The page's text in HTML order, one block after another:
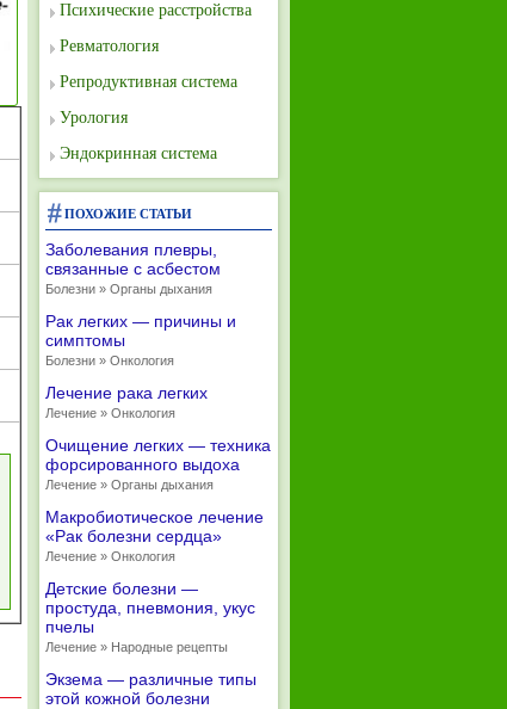
Психические расстройства
Ревматология
Репродуктивная система
Урология
Эндокринная система
ПОХОЖИЕ СТАТЬИ
Заболевания плевры,
связанные с асбестом
Болезни » Органы дыхания
Рак легких — причины и
симптомы
Болезни » Онкология
Лечение рака легких
Лечение » Онкология
Очищение легких — техника
форсированного выдоха
Лечение » Органы дыхания
Макробиотическое лечение
«Рак болезни сердца»
Лечение » Онкология
Детские болезни —
простуда, пневмония, укус
пчелы
Лечение » Народные рецепты
Экзема — различные типы
этой кожной болезни